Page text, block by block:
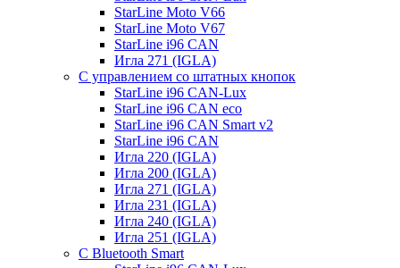
StarLine Moto V66
StarLine Moto V67
StarLine i96 CAN
Игла 271 (IGLA)
С управлением со штатных кнопок
StarLine i96 CAN-Lux
StarLine i96 CAN eco
StarLine i96 CAN Smart v2
StarLine i96 CAN
Игла 220 (IGLA)
Игла 200 (IGLA)
Игла 271 (IGLA)
Игла 231 (IGLA)
Игла 240 (IGLA)
Игла 251 (IGLA)
С Bluetooth Smart